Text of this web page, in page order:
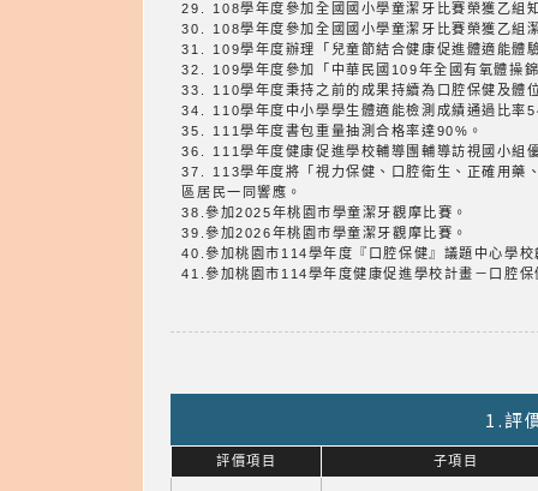
29. 108學年度參加全國國小學童潔牙比賽榮獲乙組
30. 108學年度參加全國國小學童潔牙比賽榮獲乙組
31. 109學年度辦理「兒童節結合健康促進體適能體
32. 109學年度參加「中華民國109年全國有氧體操
33. 110學年度秉持之前的成果持續為口腔保健及體
34. 110學年度中小學學生體適能檢測成績通過比率
35. 111學年度書包重量抽測合格率達90%。
36. 111學年度健康促進學校輔導團輔導訪視國小組
37. 113學年度將「視力保健、口腔衛生、正確用藥
區居民一同響應。
38.參加2025年桃園市學童潔牙觀摩比賽。
39.參加2026年桃園市學童潔牙觀摩比賽。
40.參加桃園市114學年度『口腔保健』議題中心學
41.參加桃園市114學年度健康促進學校計畫－口腔
1.評
評價項目 子項目